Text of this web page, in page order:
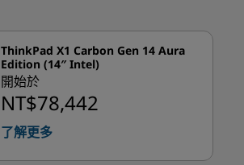
ThinkPad X1 Carbon Gen 14 Aura
Edition (14″ Intel)
開始於
NT$78,442
了解更多